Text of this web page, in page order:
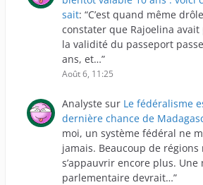
sait: “C’est quand même
constater que Rajoelina
la validité du passeport
ans, et…”
Août 6, 11:25
Analyste sur Le fédéralisme
dernière chance de
moi, un système fédéral ne
jamais. Beaucoup de
s’appauvrir encore plus. Une
parlementaire devrait…”